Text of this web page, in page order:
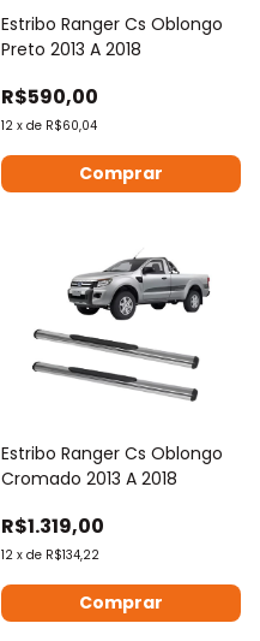
Estribo Ranger Cs Oblongo
Preto 2013 A 2018
R$590,00
12 x de R$60,04
Estribo Ranger Cs Oblongo
Cromado 2013 A 2018
R$1.319,00
12 x de R$134,22